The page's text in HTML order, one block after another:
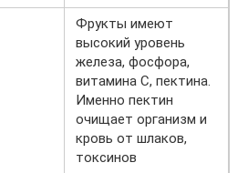
Фрукты имеют
высокий уровень
железа, фосфора,
витамина С, пектина.
Именно пектин
очищает организм и
кровь от шлаков,
токсинов